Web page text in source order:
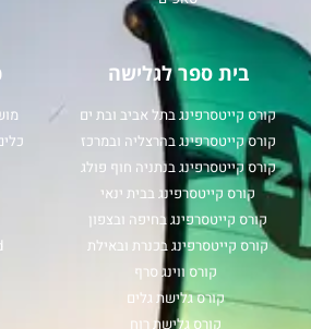
בית ספר לגלישה
קורס קייטסרפינג בתל אביב ובת ים
קורס קייטסרפינג בהרצליה ובמרכז
קורס קייטסרפינג בנתניה חוף פולג
קורס קייטסרפינג בבית ינאי
קורס קייטסרפינג בחיפה ובצפון
קורס קייטסרפינג בכנרת ובאילת
קורס ווינג סרף
קורס גלישת גלים
קורס גלישת רוח